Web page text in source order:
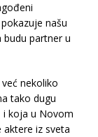
našu
budu partner u
nekoliko
tako dugu
i koja u Novom
iz sveta